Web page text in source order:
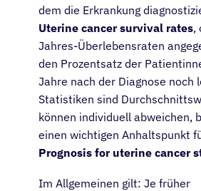
dem die Erkrankung
Uterine cancer survival rates,
Jahres-Überlebensraten
den Prozentsatz der
Jahre nach der Diagnose noch
Statistiken sind
können individuell abweichen,
einen wichtigen Anhaltspunkt
Prognosis for uterine cancer
Im Allgemeinen gilt: Je früher